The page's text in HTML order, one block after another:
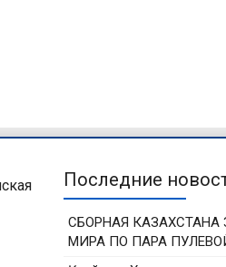
Последние
СБОРНАЯ КАЗАХСТАНА
МИРА ПО ПАРА